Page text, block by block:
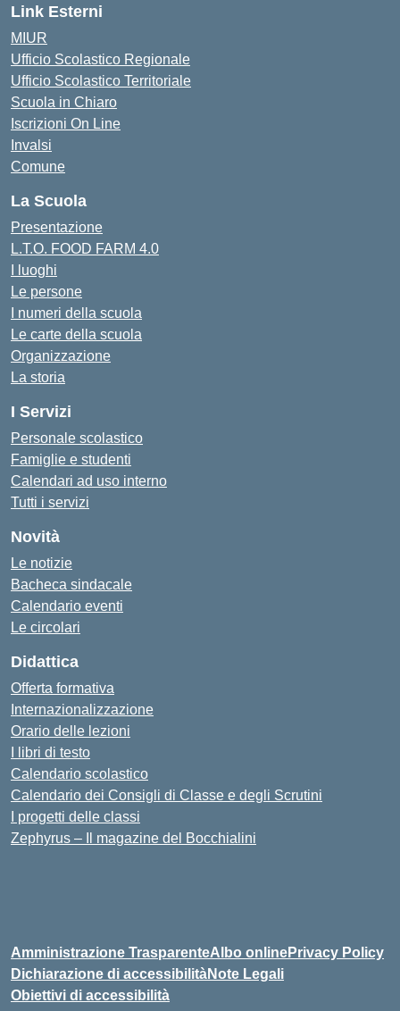
Link Esterni
MIUR
Ufficio Scolastico Regionale
Ufficio Scolastico Territoriale
Scuola in Chiaro
Iscrizioni On Line
Invalsi
Comune
La Scuola
Presentazione
L.T.O. FOOD FARM 4.0
I luoghi
Le persone
I numeri della scuola
Le carte della scuola
Organizzazione
La storia
I Servizi
Personale scolastico
Famiglie e studenti
Calendari ad uso interno
Tutti i servizi
Novità
Le notizie
Bacheca sindacale
Calendario eventi
Le circolari
Didattica
Offerta formativa
Internazionalizzazione
Orario delle lezioni
I libri di testo
Calendario scolastico
Calendario dei Consigli di Classe e degli Scrutini
I progetti delle classi
Zephyrus – Il magazine del Bocchialini
Amministrazione TrasparenteAlbo onlinePrivacy Policy
Dichiarazione di accessibilitàNote Legali
Obiettivi di accessibilità